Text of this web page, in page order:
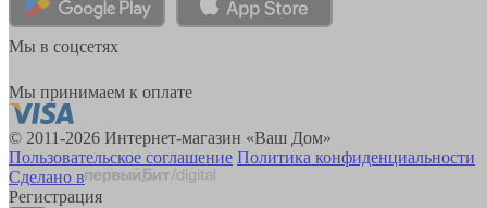
Мы в соцсетях
Мы принимаем к оплате
© 2011-2026 Интернет-магазин «Ваш Дом»
Пользовательское соглашение Политика конфиденциальности
Сделано в
Регистрация